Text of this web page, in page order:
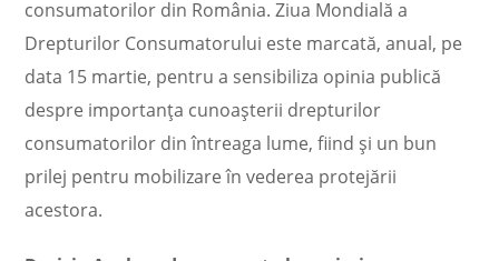
consumatorilor din România. Ziua Mondială a
Drepturilor Consumatorului este marcată, anual, pe
data 15 martie, pentru a sensibiliza opinia publică
despre importanţa cunoaşterii drepturilor
consumatorilor din întreaga lume, fiind şi un bun
prilej pentru mobilizare în vederea protejării
acestora.